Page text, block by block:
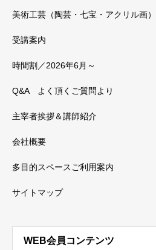
美術工芸（陶芸・七宝・アクリル画）
受講案内
時間割／2026年6月～
Q&A よく頂くご質問より
主宰者挨拶＆講師紹介
会社概要
多目的スペースご利用案内
サイトマップ
WEB会員コンテンツ